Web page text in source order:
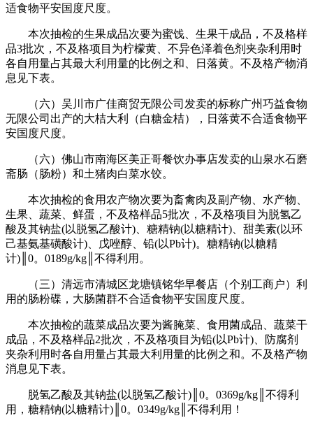
适食物平安国度尺度。
本次抽检的生果成品次要为蜜饯、生果干成品，不及格样
品3批次，不及格项目为柠檬黄、不异色泽着色剂夹杂利用时
各自用量占其最大利用量的比例之和、日落黄。不及格产物消
息见下表。
（六）吴川市广佳商贸无限公司发卖的标称广州巧益食物
无限公司出产的大桔大利（白糖金桔），日落黄不合适食物平
安国度尺度。
（六）佛山市南海区美正哥餐饮办事店发卖的山泉水石磨
斋肠（肠粉）和土猪肉白菜水饺。
本次抽检的食用农产物次要为畜禽肉及副产物、水产物、
生果、蔬菜、鲜蛋，不及格样品5批次，不及格项目为脱氢乙
酸及其钠盐(以脱氢乙酸计)、糖精钠(以糖精计)、甜美素(以环
己基氨基磺酸计)、戊唑醇、铅(以Pb计)。糖精钠(以糖精
计)║0。0189g/kg║不得利用。
（三）清远市清城区龙塘镇铭华早餐店（个别工商户）利
用的肠粉碟，大肠菌群不合适食物平安国度尺度。
本次抽检的蔬菜成品次要为酱腌菜、食用菌成品、蔬菜干
成品，不及格样品2批次，不及格项目为铅(以Pb计)、防腐剂
夹杂利用时各自用量占其最大利用量的比例之和。不及格产物
消息见下表。
脱氢乙酸及其钠盐(以脱氢乙酸计)║0。0369g/kg║不得利
用，糖精钠(以糖精计)║0。0349g/kg║不得利用！